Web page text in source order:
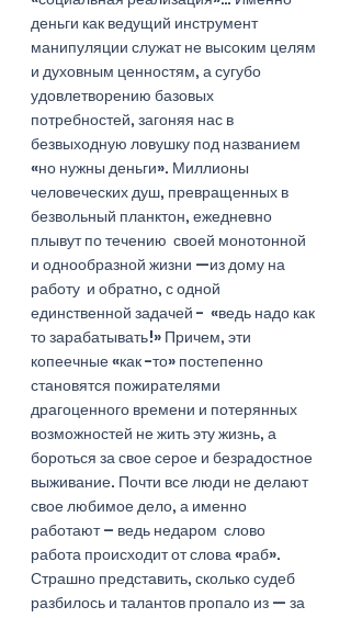
деньги как ведущий инструмент
манипуляции служат не высоким целям
и духовным ценностям, а сугубо
удовлетворению базовых
потребностей, загоняя нас в
безвыходную ловушку под названием
«но нужны деньги». Миллионы
человеческих душ, превращенных в
безвольный планктон, ежедневно
плывут по течению  своей монотонной
и однообразной жизни —из дому на
работу  и обратно, с одной
единственной задачей -  «ведь надо как
то зарабатывать!» Причем, эти
копеечные «как -то» постепенно
становятся пожирателями
драгоценного времени и потерянных
возможностей не жить эту жизнь, а
бороться за свое серое и безрадостное
выживание. Почти все люди не делают
свое любимое дело, а именно
работают – ведь недаром  слово
работа происходит от слова «раб».
Страшно представить, сколько судеб
разбилось и талантов пропало из — за